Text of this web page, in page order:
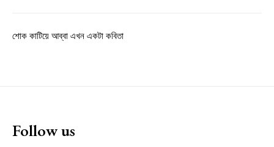
শোক কাটিয়ে আব্বা এখন একটা কবিতা
Follow us